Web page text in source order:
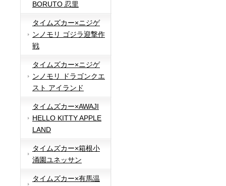
BORUTO 忍里
タイムズカー×ニジゲ
ンノモリ ゴジラ迎撃作
戦
タイムズカー×ニジゲ
ンノモリ ドラゴンクエ
スト アイランド
タイムズカー×AWAJI
HELLO KITTY APPLE
LAND
タイムズカー×箱根小
涌園ユネッサン
タイムズカー×有馬温